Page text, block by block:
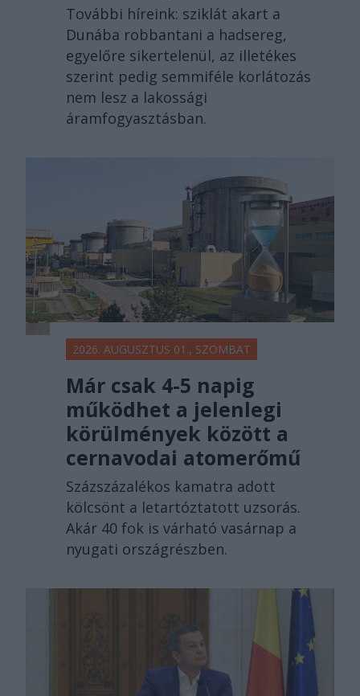
További híreink: sziklát akart a
Dunába robbantani a hadsereg,
egyelőre sikertelenül, az illetékes
szerint pedig semmiféle korlátozás
nem lesz a lakossági
áramfogyasztásban.
2026. AUGUSZTUS 01., SZOMBAT
Már csak 4-5 napig
működhet a jelenlegi
körülmények között a
cernavodai atomerőmű
Százszázalékos kamatra adott
kölcsönt a letartóztatott uzsorás.
Akár 40 fok is várható vasárnap a
nyugati országrészben.